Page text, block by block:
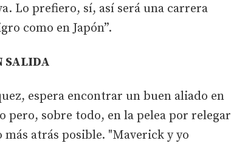
Lo prefiero, sí, así será una carrera
como en Japón”.
SALIDA
espera encontrar un buen aliado en
pero, sobre todo, en la pelea por relegar
atrás posible. "Maverick y yo